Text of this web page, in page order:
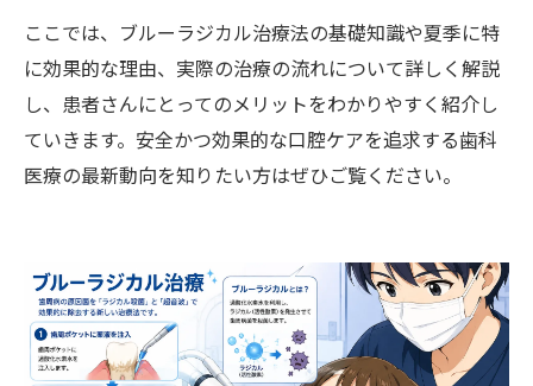
ここでは、ブルーラジカル治療法の基礎知識や夏季に特
に効果的な理由、実際の治療の流れについて詳しく解説
し、患者さんにとってのメリットをわかりやすく紹介し
ていきます。安全かつ効果的な口腔ケアを追求する歯科
医療の最新動向を知りたい方はぜひご覧ください。